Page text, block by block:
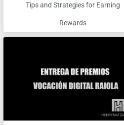
Tips and Strategies for Earning
Rewards